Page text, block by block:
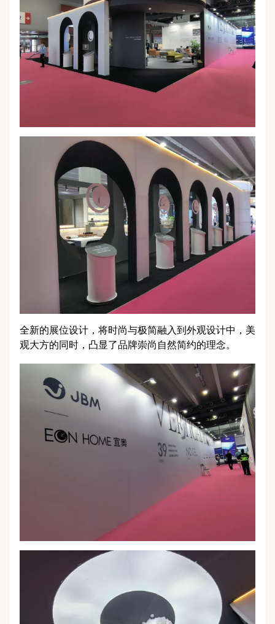
全新的展位设计，将时尚与极简融入到外观设计中，美
观大方的同时，凸显了品牌崇尚自然简约的理念。